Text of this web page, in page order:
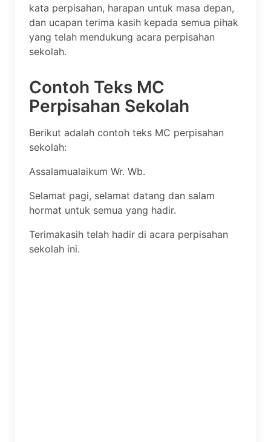
kata perpisahan, harapan untuk masa depan,
dan ucapan terima kasih kepada semua pihak
yang telah mendukung acara perpisahan
sekolah.
Contoh Teks MC
Perpisahan Sekolah
Berikut adalah contoh teks MC perpisahan
sekolah:
Assalamualaikum Wr. Wb.
Selamat pagi, selamat datang dan salam
hormat untuk semua yang hadir.
Terimakasih telah hadir di acara perpisahan
sekolah ini.